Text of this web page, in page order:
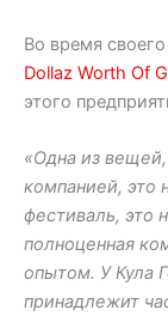
Во время
Dollaz Worth Of
этого
«Одна из
компанией, это
фестиваль, это
полноценная
опытом. У Кула
принадлежит